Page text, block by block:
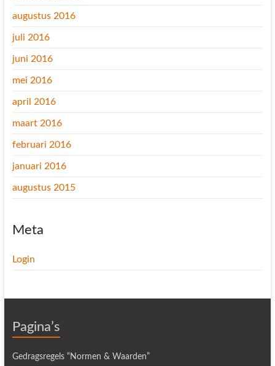
augustus 2016
juli 2016
juni 2016
mei 2016
april 2016
maart 2016
februari 2016
januari 2016
augustus 2015
Meta
Login
Pagina’s
Gedragsregels “Normen & Waarden”